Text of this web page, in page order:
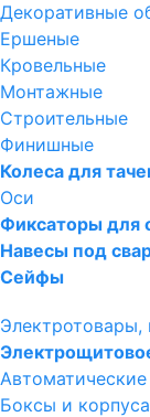
Декоративные
Ершеные
Кровельные
Монтажные
Строительные
Финишные
Колеса для
Оси
Фиксаторы для
Навесы под
Сейфы
Электротовары,
Боксы и